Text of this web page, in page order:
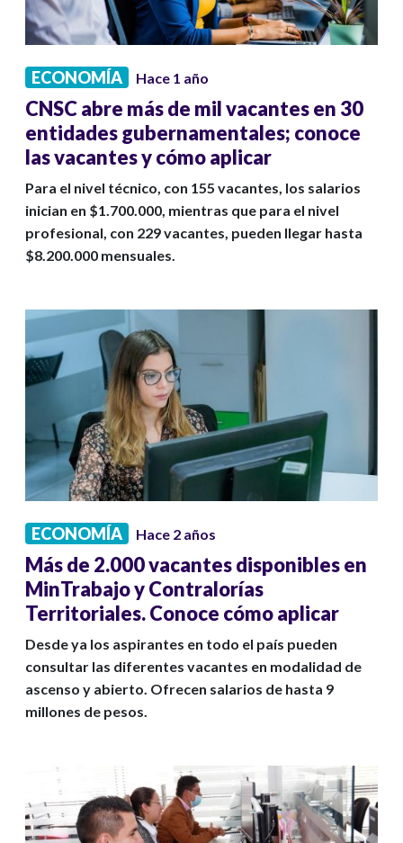
ECONOMÍA Hace 1 año
CNSC abre más de mil vacantes en 30
entidades gubernamentales; conoce
las vacantes y cómo aplicar
Para el nivel técnico, con 155 vacantes, los salarios
inician en $1.700.000, mientras que para el nivel
profesional, con 229 vacantes, pueden llegar hasta
$8.200.000 mensuales.
ECONOMÍA Hace 2 años
Más de 2.000 vacantes disponibles en
MinTrabajo y Contralorías
Territoriales. Conoce cómo aplicar
Desde ya los aspirantes en todo el país pueden
consultar las diferentes vacantes en modalidad de
ascenso y abierto. Ofrecen salarios de hasta 9
millones de pesos.